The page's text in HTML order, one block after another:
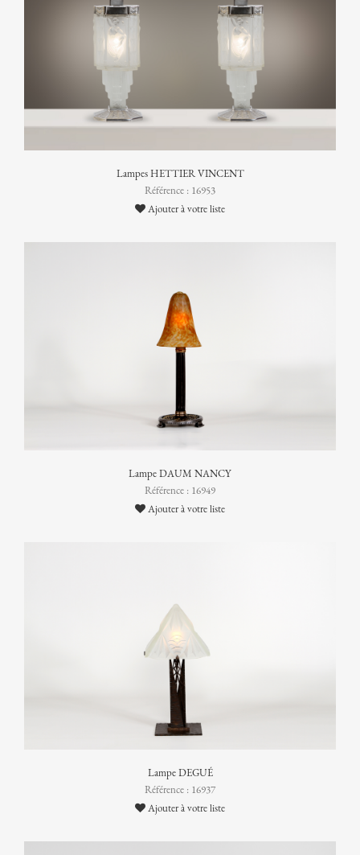
Lampes HETTIER VINCENT
Référence : 16953
Ajouter à votre liste
Lampe DAUM NANCY
Référence : 16949
Ajouter à votre liste
Lampe DEGUÉ
Référence : 16937
Ajouter à votre liste